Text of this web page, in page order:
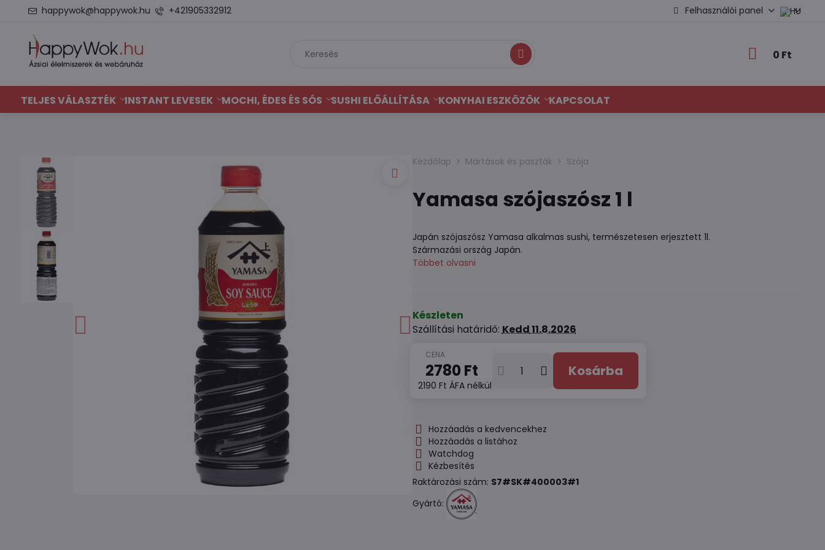
happywok@happywok.hu +421905332912 Felhasználói panel
Keresés 0 Ft
TELJES VÁLASZTÉK INSTANT LEVESEK MOCHI, ÉDES ÉS SÓS SUSHI ELŐÁLLÍTÁSA KONYHAI ESZKÖZÖK KAPCSOLAT
Kezdőlap Mártások és paszták Szója
Yamasa szójaszósz 1 l
Japán szójaszósz Yamasa alkalmas sushi, természetesen erjesztett 1l.
Származási ország Japán.
Többet olvasni
Készleten
Szállítási határidő:Kedd11.8.2026
2780 Ft
2190 Ft ÁFA nélkül
Kosárba
Hozzáadás a kedvencekhez
Hozzáadás a listához
Watchdog
Kézbesítés
Raktározási szám: S7#SK#400003#1
Gyártó: